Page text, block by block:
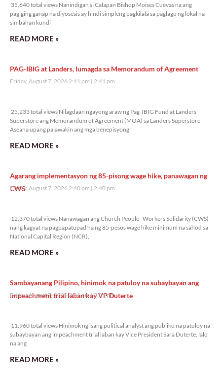
35,640 total views Nanindigan si Calapan Bishop Moises Cuevas na ang
pagiging ganap na diyosesis ay hindi simpleng pagkilala sa paglago ng lokal na
simbahan kundi
READ MORE »
PAG-IBIG at Landers, lumagda sa Memorandum of Agreement
Friday, August 7, 2026 2:41 pm 2:41 pm
25,233 total views Nilagdaan ngayong araw ng Pag-IBIG Fund at Landers
Superstore ang Memorandum of Agreement (MOA) sa Landers Superstore
Aseana upang palawakin ang mga benepisyong
READ MORE »
Agarang implementasyon ng 85-pisong wage hike, panawagan ng
CWS
Friday, August 7, 2026 2:40 pm 2:40 pm
12,370 total views Nanawagan ang Church People–Workers Solidarity (CWS)
nang kagyat na pagpapatupad na ng 85-pesos wage hike minimum na sahod sa
National Capital Region (NCR),
READ MORE »
Sambayanang Pilipino, hinimok na patuloy na subaybayan ang
impeachment trial laban kay VP Duterte
Friday, August 7, 2026 2:01 pm 2:01 pm
11,960 total views Hinimok ng isang political analyst ang publiko na patuloy na
subaybayan ang impeachment trial laban kay Vice President Sara Duterte, lalo
na ang
READ MORE »